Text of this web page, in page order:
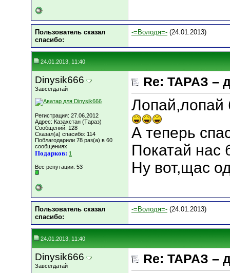
Пользователь сказал
cпасибо:
-=Володя=- (24.01.2013)
24.01.2013, 11:40
Dinysik666
Завсегдатай
Регистрация: 27.06.2012
Адрес: Казахстан (Тараз)
Сообщений: 128
Сказал(а) спасибо: 114
Поблагодарили 78 раз(а) в 60
сообщениях
Подарков: 1
Вес репутации: 53
Re: ТАРАЗ –
Лопай,лопай
А теперь
Покатай нас
Ну вот,щас
Пользователь сказал
cпасибо:
-=Володя=- (24.01.2013)
24.01.2013, 11:40
Dinysik666
Завсегдатай Re: ТАРАЗ –